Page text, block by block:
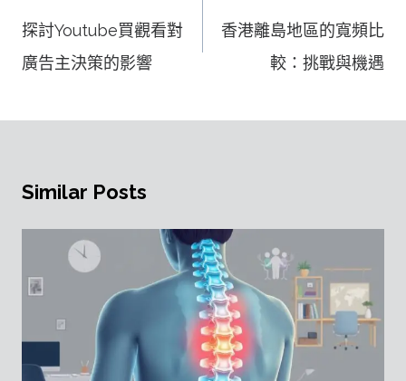
章
覽
探討Youtube買觀看對
廣告主決策的影響
香港離島地區的寬頻比
較：挑戰與機遇
Similar Posts